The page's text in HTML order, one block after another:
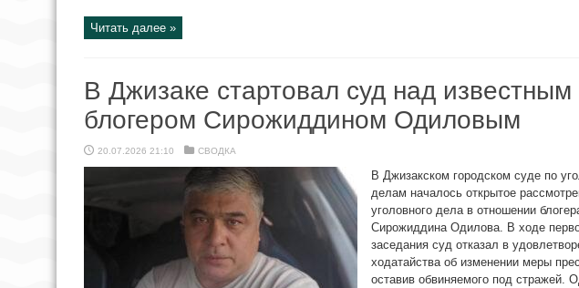
Читать далее »
В Джизаке стартовал суд над известным
блогером Сирожиддином Одиловым
20.07.2026 21:10 СВОДКА
В Джизакском городском суде по
делам началось открытое
уголовного дела в отношении
Сирожиддина Одилова. В ходе
заседания суд отказал в
ходатайства об изменении меры
оставив обвиняемого под стражей.